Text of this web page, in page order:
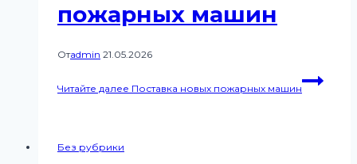
пожарных машин
Отadmin 21.05.2026
Читайте далее Поставка новых пожарных машин
Без рубрики